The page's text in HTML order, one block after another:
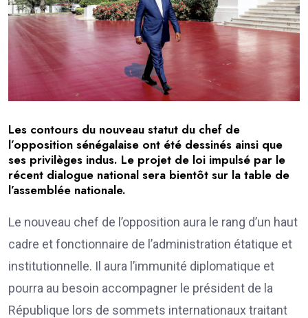
Les contours du nouveau statut du chef de
l’opposition sénégalaise ont été dessinés ainsi que
ses privilèges indus. Le projet de loi impulsé par le
récent dialogue national sera bientôt sur la table de
l’assemblée nationale.
Le nouveau chef de l’opposition aura le rang d’un haut
cadre et fonctionnaire de l’administration étatique et
institutionnelle. Il aura l’immunité diplomatique et
pourra au besoin accompagner le président de la
République lors de sommets internationaux traitant